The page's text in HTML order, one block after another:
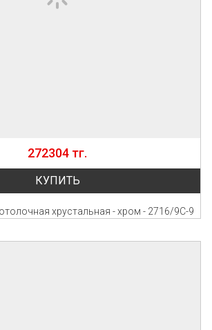
272304 тг.
КУПИТЬ
хрустальная - хром - 2716/9C-9